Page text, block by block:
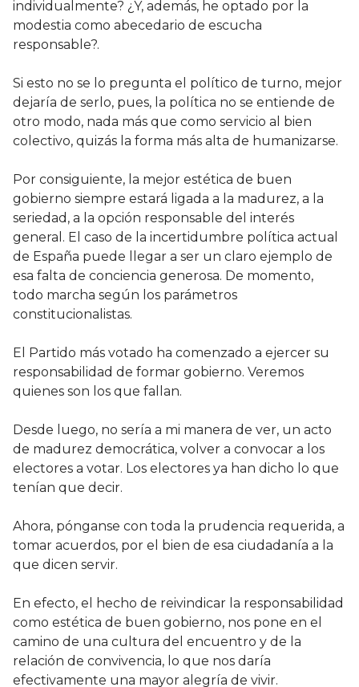
individualmente? ¿Y, además, he optado por la
modestia como abecedario de escucha
responsable?.
Si esto no se lo pregunta el político de turno, mejor
dejaría de serlo, pues, la política no se entiende de
otro modo, nada más que como servicio al bien
colectivo, quizás la forma más alta de humanizarse.
Por consiguiente, la mejor estética de buen
gobierno siempre estará ligada a la madurez, a la
seriedad, a la opción responsable del interés
general. El caso de la incertidumbre política actual
de España puede llegar a ser un claro ejemplo de
esa falta de conciencia generosa. De momento,
todo marcha según los parámetros
constitucionalistas.
El Partido más votado ha comenzado a ejercer su
responsabilidad de formar gobierno. Veremos
quienes son los que fallan.
Desde luego, no sería a mi manera de ver, un acto
de madurez democrática, volver a convocar a los
electores a votar. Los electores ya han dicho lo que
tenían que decir.
Ahora, pónganse con toda la prudencia requerida, a
tomar acuerdos, por el bien de esa ciudadanía a la
que dicen servir.
En efecto, el hecho de reivindicar la responsabilidad
como estética de buen gobierno, nos pone en el
camino de una cultura del encuentro y de la
relación de convivencia, lo que nos daría
efectivamente una mayor alegría de vivir.